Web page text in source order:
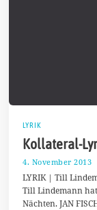
LYRIK
Kollateral-
4. November 2013
J
a
n
LYRIK | Till
Till Lindemann
Nächten. JAN